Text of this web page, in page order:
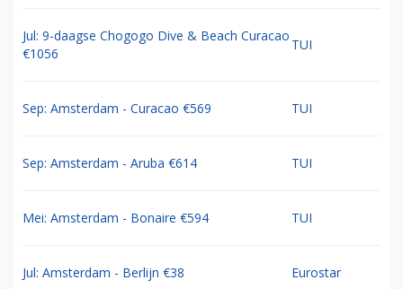
Jul: 9-daagse Chogogo Dive & Beach Curacao
€1056
TUI
Sep: Amsterdam - Curacao €569 TUI
Sep: Amsterdam - Aruba €614 TUI
Mei: Amsterdam - Bonaire €594 TUI
Jul: Amsterdam - Berlijn €38 Eurostar